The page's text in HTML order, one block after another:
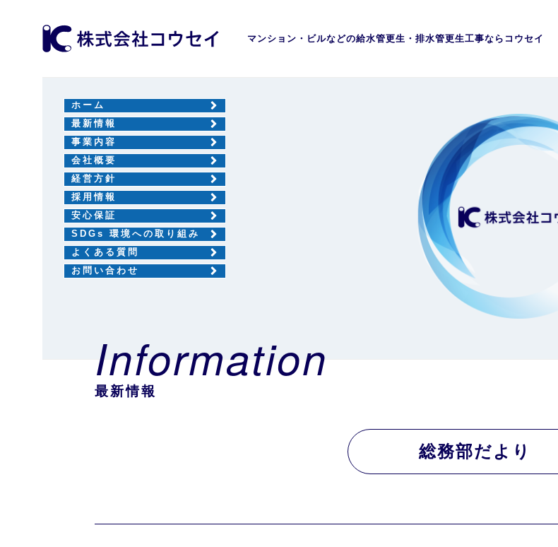
マンション・ビルなどの給水管更生・排水管更生工事ならコウセイ
ホーム
最新情報
事業内容
会社概要
経営方針
採用情報
安心保証
SDGs 環境への取り組み
よくある質問
お問い合わせ
Information
最新情報
総務部だより